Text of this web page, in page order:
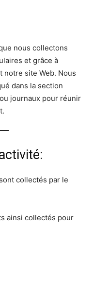
nous collectons
et grâce à
notre site Web. Nous
dans la section
journaux pour réunir
collectés par le
ainsi collectés pour